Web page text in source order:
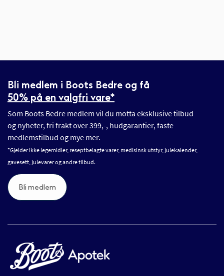
Bli medlem i Boots Bedre og få
50% på en valgfri vare*
Som Boots Bedre medlem vil du motta eksklusive tilbud
og nyheter, fri frakt over 399,-, hudgarantier, faste
medlemstilbud og mye mer.
*Gjelder ikke legemidler, reseptbelagte varer, medisinsk utstyr, julekalender,
gavesett, julevarer og andre tilbud.
Bli medlem